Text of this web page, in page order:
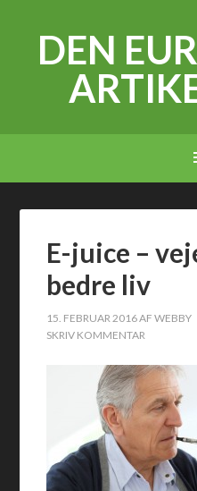
DEN
E-juice –
bedre liv
15. FEBRUAR 2016AFWEBBY
SKRIV KOMMENTAR